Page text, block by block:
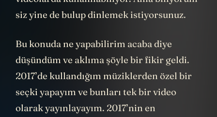
siz yine de bulup dinlemek istiyorsunuz.
Bu konuda ne yapabilirim acaba diye
düşündüm ve aklıma şöyle bir fikir geldi.
2017’de kullandığım müziklerden özel bir
seçki yapayım ve bunları tek bir video
olarak yayınlayayım. 2017’nin en